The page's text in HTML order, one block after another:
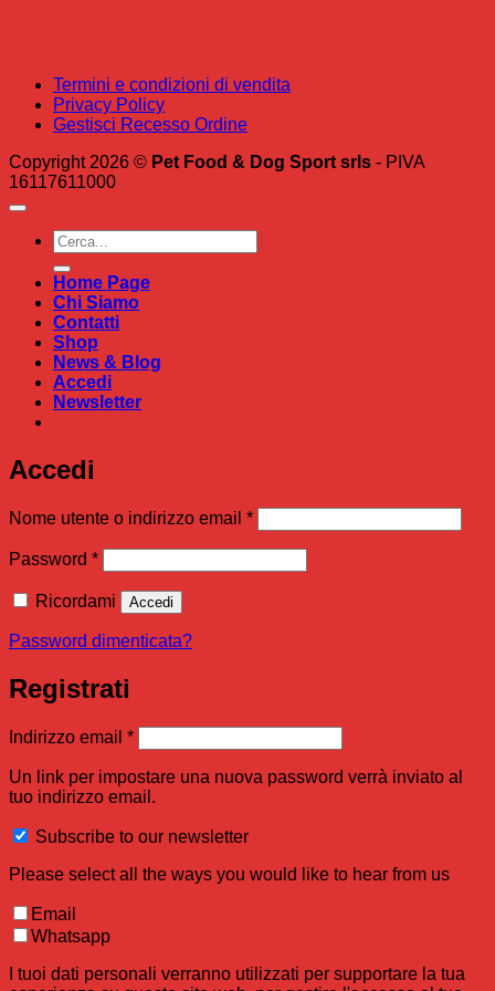
Termini e condizioni di vendita
Privacy Policy
Gestisci Recesso Ordine
Copyright 2026 © Pet Food & Dog Sport srls - PIVA
16117611000
Cerca:
Home Page
Chi Siamo
Contatti
Shop
News & Blog
Accedi
Newsletter
Accedi
Nome utente o indirizzo email *Richiesto
Password *Richiesto
Ricordami Accedi
Password dimenticata?
Registrati
Indirizzo email *Richiesto
Un link per impostare una nuova password verrà inviato al
tuo indirizzo email.
Subscribe to our newsletter
Please select all the ways you would like to hear from us
Email
Whatsapp
I tuoi dati personali verranno utilizzati per supportare la tua